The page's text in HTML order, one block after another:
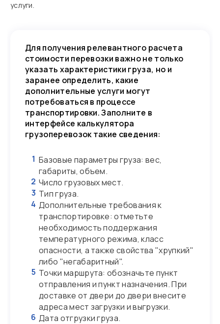
услуги.
Для получения релевантного расчета
стоимости перевозки важно не только
указать характеристики груза, но и
заранее определить, какие
дополнительные услуги могут
потребоваться в процессе
транспортировки. Заполните в
интерфейсе калькулятора
грузоперевозок такие сведения:
1 Базовые параметры груза: вес,
габариты, объем.
2 Число грузовых мест.
3 Тип груза.
4 Дополнительные требования к
транспортировке: отметьте
необходимость поддержания
температурного режима, класс
опасности, а также свойства "хрупкий"
либо "негабаритный".
5 Точки маршрута: обозначьте пункт
отправления и пункт назначения. При
доставке от двери до двери внесите
адреса мест загрузки и выгрузки.
6 Дата отгрузки груза.